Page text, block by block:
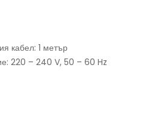
кабел: 1 метър
220 – 240 V, 50 – 60 Hz